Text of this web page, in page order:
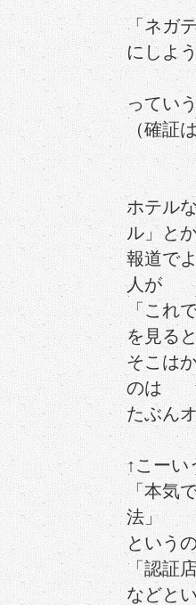
「ネガ
にしよ
ってい
（確証
ホテル
ル」と
報道で
人が
「これ
を見る
そこは
のは
たぶん
↑こーい
「本気
法」
という
「認証
などと